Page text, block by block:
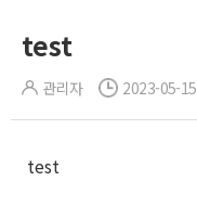
test
관리자 2023-05-15
test